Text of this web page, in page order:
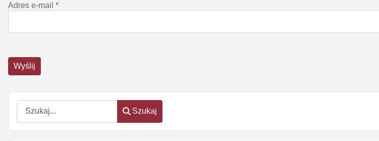
Szukaj
Szukaj
Adres e-mail *
Wyślij